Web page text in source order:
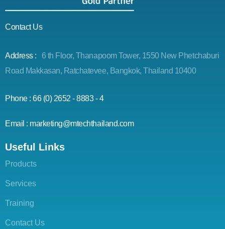
Contact Us
Address :
6 th Floor, Thanapoom Tower, 1550 New Phetchaburi
Road Makkasan, Ratchatevee, Bangkok, Thailand 10400
Phone : 66 (0) 2652 - 8883 - 4
Email : marketing@mtechthailand.com
Useful Links
Products
Services
Training
Contact Us